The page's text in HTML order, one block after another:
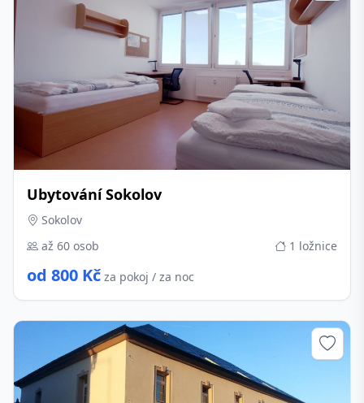
Ubytování Sokolov
Sokolov
až 60 osob
1 ložnice
od 800 Kč za pokoj / za noc